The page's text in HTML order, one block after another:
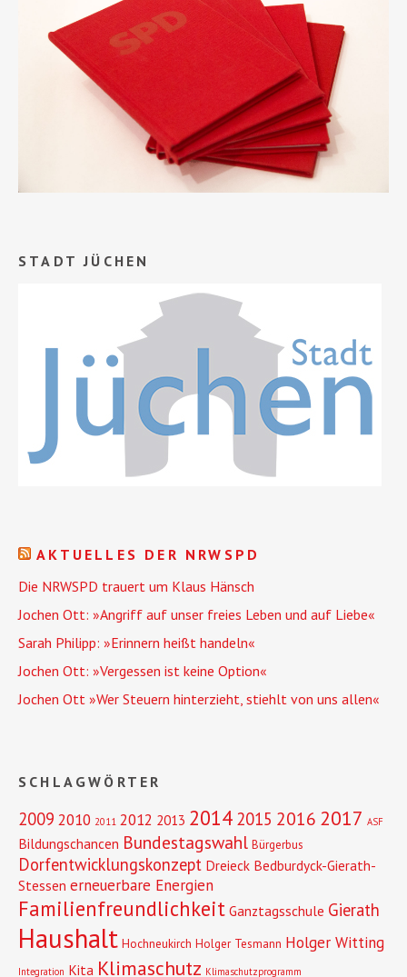
STADT JÜCHEN
AKTUELLES DER NRWSPD
Die NRWSPD trauert um Klaus Hänsch
Jochen Ott: »Angriff auf unser freies Leben und auf Liebe«
Sarah Philipp: »Erinnern heißt handeln«
Jochen Ott: »Vergessen ist keine Option«
Jochen Ott »Wer Steuern hinterzieht, stiehlt von uns allen«
SCHLAGWÖRTER
2009 2010 2011 2012 2013 2014 2015 2016 2017 ASF
Bildungschancen Bundestagswahl Bürgerbus
Dorfentwicklungskonzept Dreieck Bedburdyck-Gierath-
Stessen erneuerbare Energien
Familienfreundlichkeit Ganztagsschule Gierath
Haushalt Hochneukirch Holger Tesmann Holger Witting
Integration Kita Klimaschutz Klimaschutzprogramm